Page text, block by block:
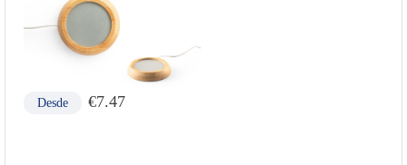
Desde €7.47